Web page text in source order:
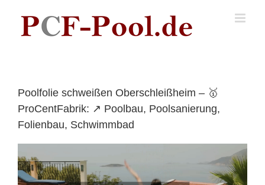
content
Poolfolie schweißen Oberschleißheim – 🥇
ProCentFabrik: ↗️ Poolbau, Poolsanierung,
Folienbau, Schwimmbad